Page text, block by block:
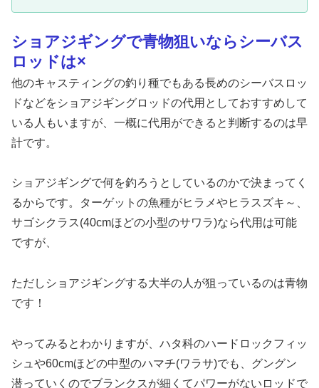
ショアジギングで青物狙いならシーバス
ロッドは×
他のキャスティングの釣り種でもある長めのシーバスロッ
ドなどをショアジギングロッドの代用としておすすめして
いる人もいますが、一概に代用ができると判断するのは早
計です。
ショアジギングで何を釣ろうとしているのかで決まってく
るからです。ターゲットの魚種がヒラメやヒラスズキ～、
サゴシクラス(40cmほどの小型のサワラ)なら代用は可能
ですが、
ただしショアジギングする大半の人が狙っているのは青物
です！
やってみるとわかりますが、ハタ科のハードロックフィッ
シュや60cmほどの中型のハマチ(ワラサ)でも、グングン
潜っていくのでブランクスが細くてパワーがないロッドで